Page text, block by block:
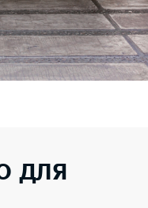
для